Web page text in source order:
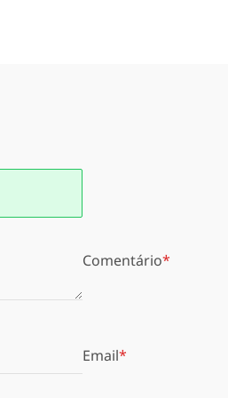
Comentário
Email